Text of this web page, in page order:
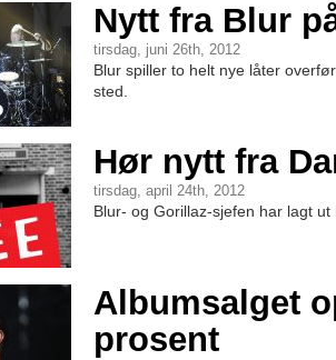
Nytt fra Blur
tirsdag, juni 26th, 2012
Blur spiller to helt nye låter
sted.
Hør nytt fra
tirsdag, april 24th, 2012
Blur- og Gorillaz-sjefen har lagt
Albumsalget
prosent